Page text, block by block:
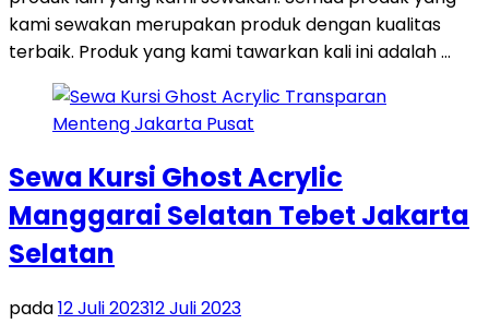
kami sewakan merupakan produk dengan kualitas
terbaik. Produk yang kami tawarkan kali ini adalah …
Sewa Kursi Ghost Acrylic
Manggarai Selatan Tebet Jakarta
Selatan
pada12 Juli 202312 Juli 2023